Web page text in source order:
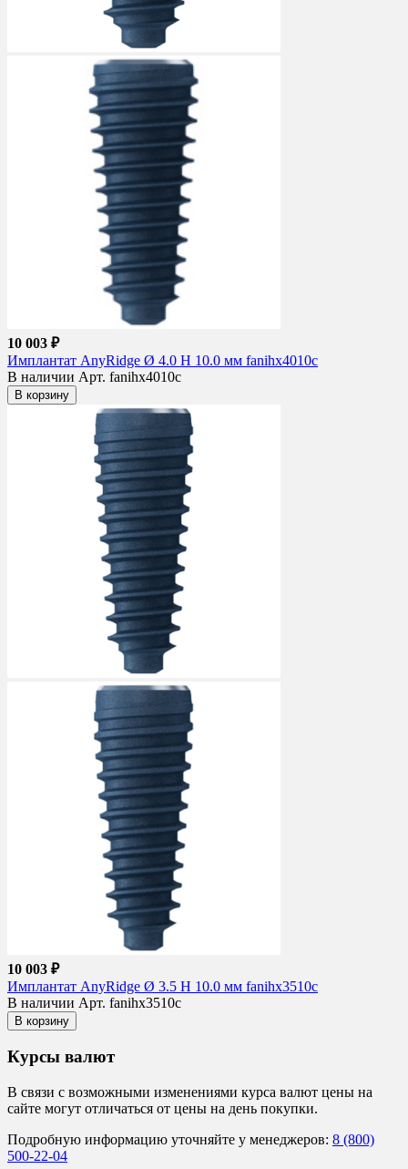
10 003 ₽
Имплантат AnyRidge Ø 4.0 H 10.0 мм fanihx4010c
В наличии Арт. fanihx4010c
В корзину
10 003 ₽
Имплантат AnyRidge Ø 3.5 H 10.0 мм fanihx3510c
В наличии Арт. fanihx3510c
В корзину
Курсы валют
В связи с возможными изменениями курса валют цены на
сайте могут отличаться от цены на день покупки.
Подробную информацию уточняйте у менеджеров: 8 (800)
500-22-04